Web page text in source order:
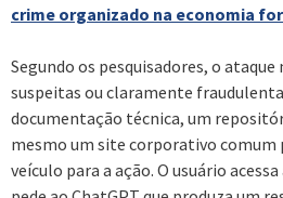
crime organizado na economia
Segundo os pesquisadores, o ataque
suspeitas ou claramente
documentação técnica, um
mesmo um site corporativo comum
veículo para a ação. O usuário